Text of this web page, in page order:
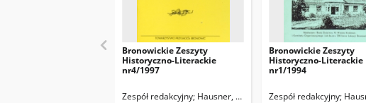
Bronowickie Zeszyty
Historyczno-Literackie
nr4/1997
Zespół redakcyjny Hausner, Wojciech
Bronowickie Zeszyty
Historyczno-Literackie
nr1/1994
Zespół redakcyjny